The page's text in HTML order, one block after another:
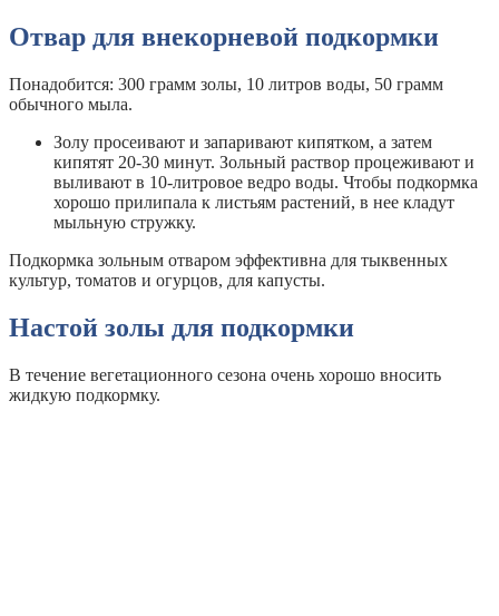
Отвар для внекорневой подкормки
Понадобится: 300 грамм золы, 10 литров воды, 50 грамм
обычного мыла.
Золу просеивают и запаривают кипятком, а затем
кипятят 20-30 минут. Зольный раствор процеживают и
выливают в 10-литровое ведро воды. Чтобы подкормка
хорошо прилипала к листьям растений, в нее кладут
мыльную стружку.
Подкормка зольным отваром эффективна для тыквенных
культур, томатов и огурцов, для капусты.
Настой золы для подкормки
В течение вегетационного сезона очень хорошо вносить
жидкую подкормку.